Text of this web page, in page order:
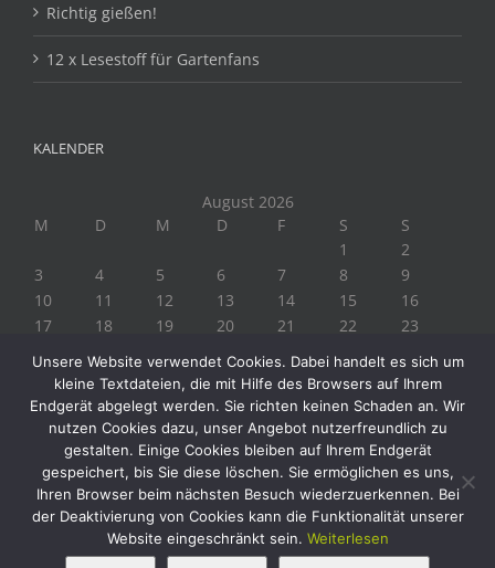
Richtig gießen!
12 x Lesestoff für Gartenfans
KALENDER
August 2026
M
D M D F S
S
1
2
3
4 5 6 7 8
9
10
11 12 13 14 15
16
17
18 19 20 21 22
23
« Juli
Copyright 2019 Biogärtner Ploberger | Alle Rechte vorbehalten
Unsere Website verwendet Cookies. Dabei handelt es sich um
kleine Textdateien, die mit Hilfe des Browsers auf Ihrem
Endgerät abgelegt werden. Sie richten keinen Schaden an. Wir
nutzen Cookies dazu, unser Angebot nutzerfreundlich zu
gestalten. Einige Cookies bleiben auf Ihrem Endgerät
gespeichert, bis Sie diese löschen. Sie ermöglichen es uns,
Ihren Browser beim nächsten Besuch wiederzuerkennen. Bei
der Deaktivierung von Cookies kann die Funktionalität unserer
Website eingeschränkt sein. Weiterlesen